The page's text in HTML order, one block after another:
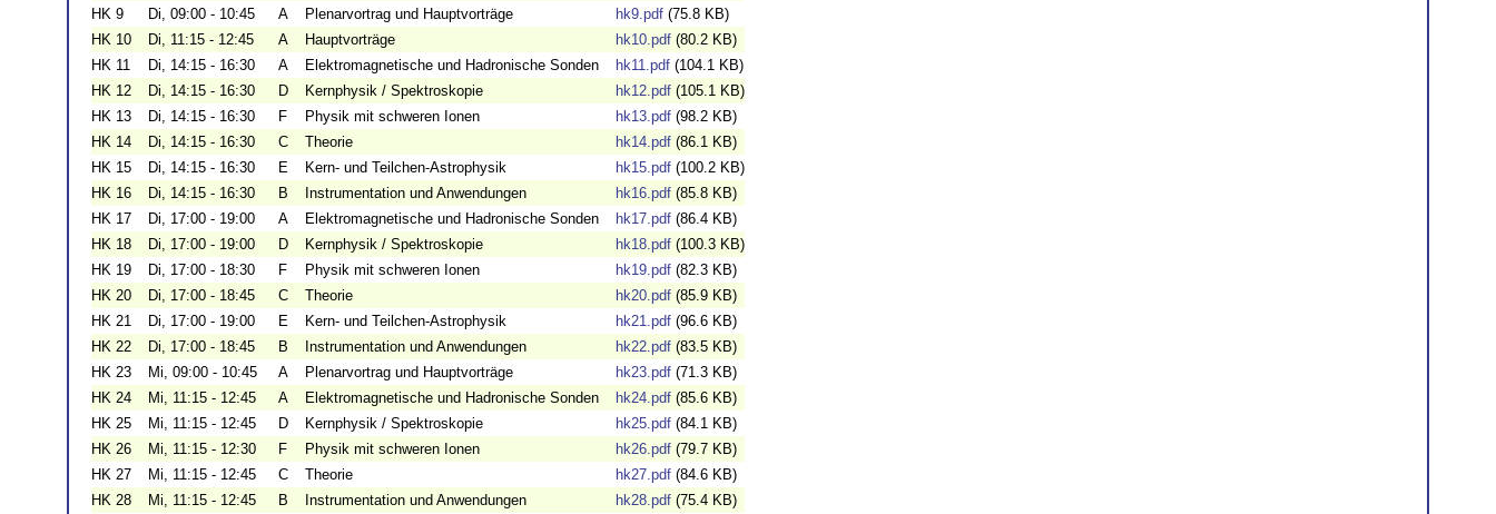
HK 9
Di, 09:00 - 10:45 A Plenarvortrag und Hauptvorträge hk9.pdf (75.8 KB)
HK 10
Di, 11:15 - 12:45 A Hauptvorträge hk10.pdf (80.2 KB)
HK 11
Di, 14:15 - 16:30 A Elektromagnetische und Hadronische Sonden hk11.pdf (104.1 KB)
HK 12
Di, 14:15 - 16:30 D Kernphysik / Spektroskopie hk12.pdf (105.1 KB)
HK 13
Di, 14:15 - 16:30 F Physik mit schweren Ionen hk13.pdf (98.2 KB)
HK 14
Di, 14:15 - 16:30 C Theorie hk14.pdf (86.1 KB)
HK 15
Di, 14:15 - 16:30 E Kern- und Teilchen-Astrophysik hk15.pdf (100.2 KB)
HK 16
Di, 14:15 - 16:30 B Instrumentation und Anwendungen hk16.pdf (85.8 KB)
HK 17
Di, 17:00 - 19:00 A Elektromagnetische und Hadronische Sonden hk17.pdf (86.4 KB)
HK 18
Di, 17:00 - 19:00 D Kernphysik / Spektroskopie hk18.pdf (100.3 KB)
HK 19
Di, 17:00 - 18:30 F Physik mit schweren Ionen hk19.pdf (82.3 KB)
HK 20
Di, 17:00 - 18:45 C Theorie hk20.pdf (85.9 KB)
HK 21
Di, 17:00 - 19:00 E Kern- und Teilchen-Astrophysik hk21.pdf (96.6 KB)
HK 22
Di, 17:00 - 18:45 B Instrumentation und Anwendungen hk22.pdf (83.5 KB)
HK 23
Mi, 09:00 - 10:45 A Plenarvortrag und Hauptvorträge hk23.pdf (71.3 KB)
HK 24
Mi, 11:15 - 12:45 A Elektromagnetische und Hadronische Sonden hk24.pdf (85.6 KB)
HK 25
Mi, 11:15 - 12:45 D Kernphysik / Spektroskopie hk25.pdf (84.1 KB)
HK 26
Mi, 11:15 - 12:30 F Physik mit schweren Ionen hk26.pdf (79.7 KB)
HK 27
Mi, 11:15 - 12:45 C Theorie hk27.pdf (84.6 KB)
HK 28
Mi, 11:15 - 12:45 B Instrumentation und Anwendungen hk28.pdf (75.4 KB)